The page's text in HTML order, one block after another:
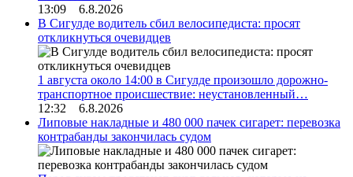
13:09 6.8.2026
В Сигулде водитель сбил велосипедиста: просят
откликнуться очевидцев
1 августа около 14:00 в Сигулде произошло дорожно-
транспортное происшествие: неустановленный…
12:32 6.8.2026
Липовые накладные и 480 000 пачек сигарет: перевозка
контрабанды закончилась судом